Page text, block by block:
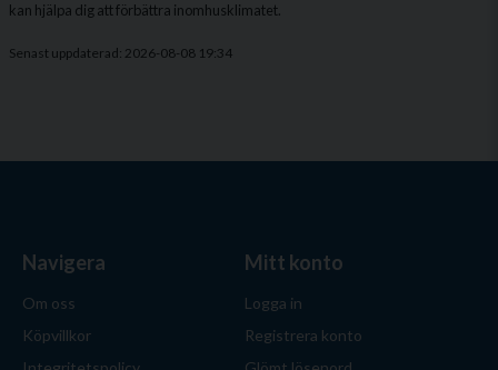
kan hjälpa dig att förbättra inomhusklimatet.
Senast uppdaterad: 2026-08-08 19:34
Navigera
Om oss
Köpvillkor
Mitt konto
Logga in
Registrera konto